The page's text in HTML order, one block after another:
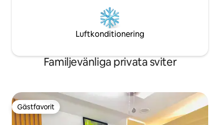
Luftkonditionering
Familjevänliga privata sviter
Gästfavorit
Gästfavorit